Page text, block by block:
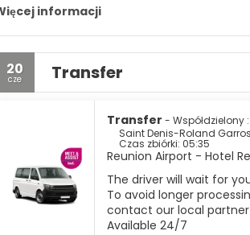
informacji
20
cze Transfer
Transfer - Współdzielony
Saint Denis-Roland
Czas zbiórki: 05:35
Reunion Airport - Hotel
The driver will wait for
To avoid longer
contact our local
Available 24/7